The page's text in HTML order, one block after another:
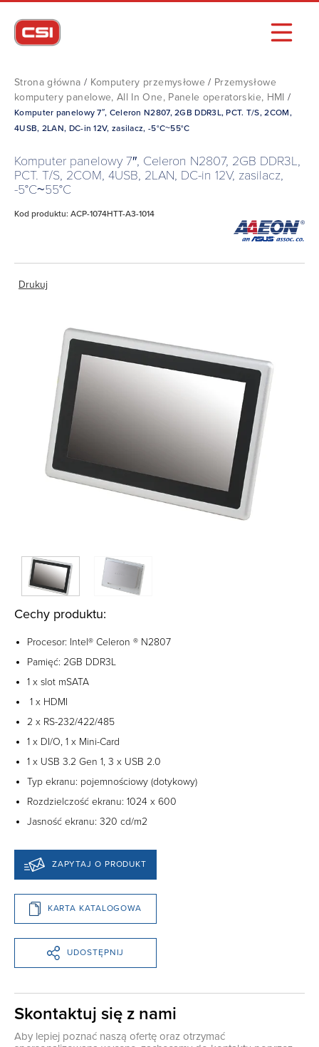
Strona główna / Komputery przemysłowe / Przemysłowe
komputery panelowe, All In One, Panele operatorskie, HMI /
Komputer panelowy 7″, Celeron N2807, 2GB DDR3L, PCT. T/S, 2COM,
4USB, 2LAN, DC-in 12V, zasilacz, -5°C~55°C
Komputer panelowy 7″, Celeron N2807, 2GB DDR3L,
PCT. T/S, 2COM, 4USB, 2LAN, DC-in 12V, zasilacz,
-5°C~55°C
Kod produktu: ACP-1074HTT-A3-1014
Drukuj
Cechy produktu:
Procesor: Intel® Celeron ® N2807
Pamięć: 2GB DDR3L
1 x slot mSATA
1 x HDMI
2 x RS-232/422/485
1 x DI/O, 1 x Mini-Card
1 x USB 3.2 Gen 1, 3 x USB 2.0
Typ ekranu: pojemnościowy (dotykowy)
Rozdzielczość ekranu: 1024 x 600
Jasność ekranu: 320 cd/m2
ZAPYTAJ O PRODUKT
KARTA KATALOGOWA
UDOSTĘPNIJ
Skontaktuj się z nami
Aby lepiej poznać naszą ofertę oraz otrzymać